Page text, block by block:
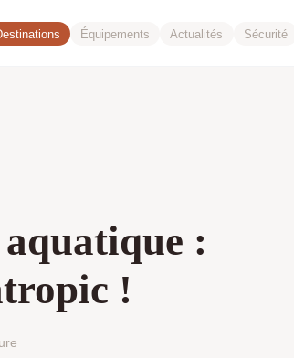
Équipements Actualités Sécurité
:
!